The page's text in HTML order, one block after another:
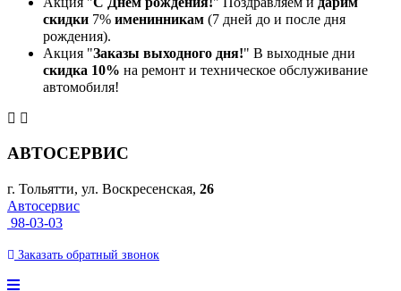
скидки 7% именинникам (7 дней до и после дня
рождения).
Акция "Заказы выходного дня!" В выходные дни
скидка 10% на ремонт и техническое обслуживание
автомобиля!
АВТОСЕРВИС
г. Тольятти, ул. Воскресенская, 26
Автосервис
98-03-03
Заказать обратный звонок